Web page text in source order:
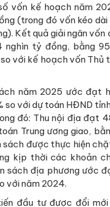
vốn kế hoạch năm
(trong đó vốn kéo
Kết quả giải ngân
tỷ đồng, bằng
với kế hoạch vốn Thủ
năm 2025 ước đạt
so với dự toán HĐND
đó: Thu nội địa đạt
Trung ương giao,
sách được thực hiện
kịp thời các khoản
sách địa phương ước
với năm 2024.
đầu tư được đổi